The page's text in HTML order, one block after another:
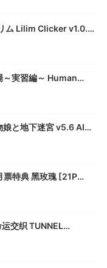
ム Lilim Clicker v1.0.0
と地下迷宮 v5.6 AI汉
特典 黑玫瑰 [21P
交织 TUNNEL